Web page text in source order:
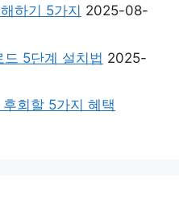
하기 5가지 2025-08-
5단계 설치법 2025-
회할 5가지 혜택